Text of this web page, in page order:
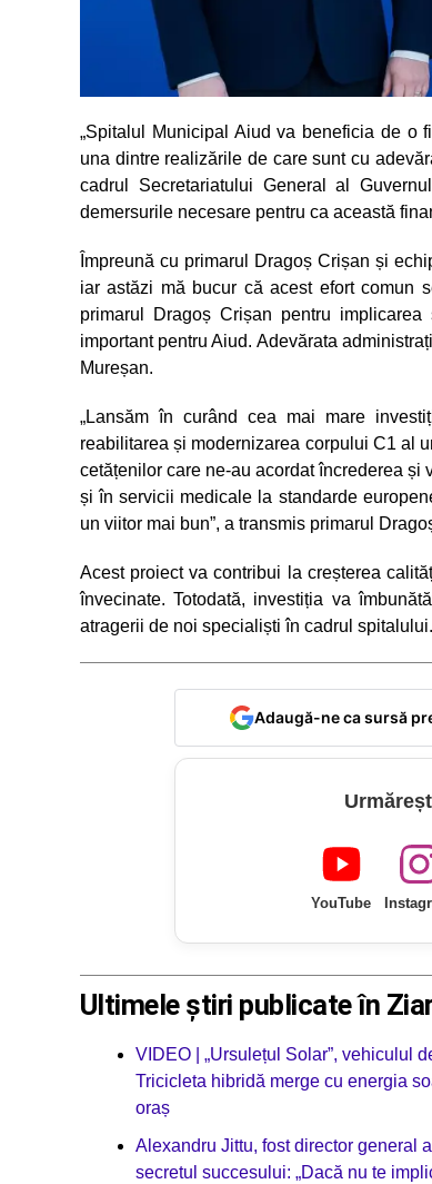
„Spitalul Municipal Aiud va beneficia de o
una dintre realizările de care sunt cu
cadrul Secretariatului General al
demersurile necesare pentru ca această
Împreună cu primarul Dragoș Crișan și
iar astăzi mă bucur că acest efort comun
primarul Dragoș Crișan pentru
important pentru Aiud. Adevărata
Mureșan.
„Lansăm în curând cea mai mare
reabilitarea și modernizarea corpului C1 al
cetățenilor care ne-au acordat încrederea și
și în servicii medicale la standarde
un viitor mai bun”, a transmis primarul
Acest proiect va contribui la creșterea
învecinate. Totodată, investiția va
atragerii de noi specialiști în cadrul spitalului.
Adaugă-ne ca sursă
YouTube
Ultimele știri publicate în
VIDEO | „Ursulețul Solar”, vehiculul
Tricicleta hibridă merge cu energia
oraș
Alexandru Jittu, fost director general
secretul succesului: „Dacă nu te